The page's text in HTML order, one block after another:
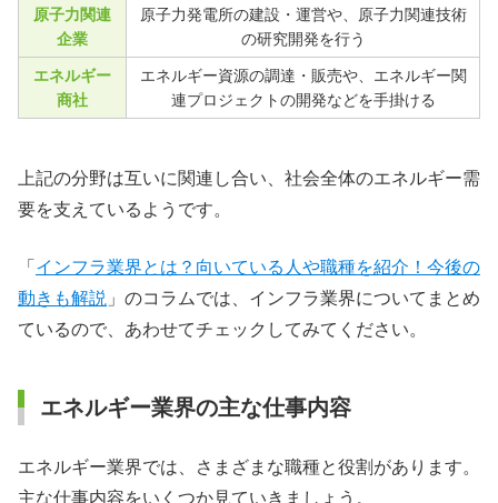
原子力関連
企業
原子力発電所の建設・運営や、原子力関連技術
の研究開発を行う
エネルギー
商社
エネルギー資源の調達・販売や、エネルギー関
連プロジェクトの開発などを手掛ける
上記の分野は互いに関連し合い、社会全体のエネルギー需
要を支えているようです。
「 インフラ業界とは？向いている人や職種を紹介！今後の
動きも解説 」のコラムでは、インフラ業界についてまとめ
ているので、あわせてチェックしてみてください。
エネルギー業界の主な仕事内容
エネルギー業界では、さまざまな職種と役割があります。
主な仕事内容をいくつか見ていきましょう。